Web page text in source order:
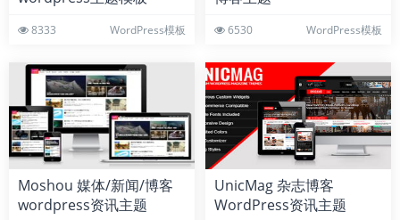
8333 WordPress模板 6530 WordPress模板
Moshou 媒体/新闻/博客
wordpress资讯主题
UnicMag 杂志博客
WordPress资讯主题